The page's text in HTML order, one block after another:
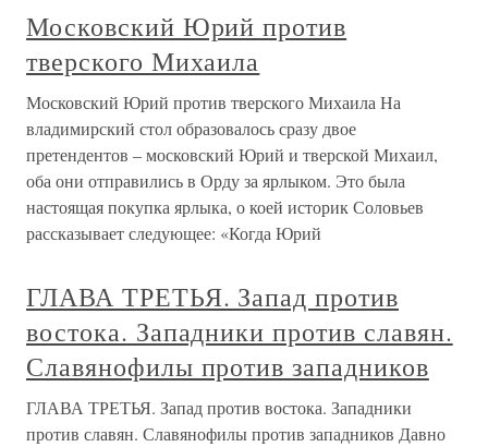
Московский Юрий против
тверского Михаила
Московский Юрий против тверского Михаила На
владимирский стол образовалось сразу двое
претендентов – московский Юрий и тверской Михаил,
оба они отправились в Орду за ярлыком. Это была
настоящая покупка ярлыка, о коей историк Соловьев
рассказывает следующее: «Когда Юрий
ГЛАВА ТРЕТЬЯ. Запад против
востока. Западники против славян.
Славянофилы против западников
ГЛАВА ТРЕТЬЯ. Запад против востока. Западники
против славян. Славянофилы против западников Давно